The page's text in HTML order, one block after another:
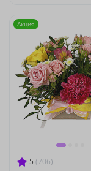
5 (706)
Акция